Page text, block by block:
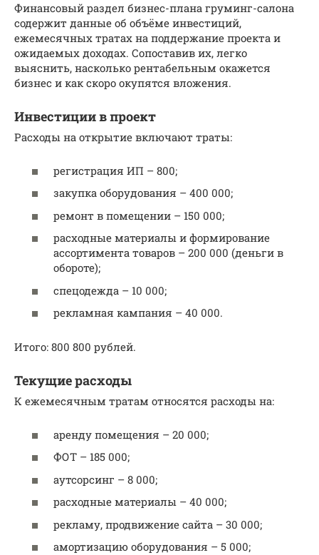
Финансовый раздел бизнес-плана груминг-салона
содержит данные об объёме инвестиций,
ежемесячных тратах на поддержание проекта и
ожидаемых доходах. Сопоставив их, легко
выяснить, насколько рентабельным окажется
бизнес и как скоро окупятся вложения.
Инвестиции в проект
Расходы на открытие включают траты:
регистрация ИП – 800;
закупка оборудования – 400 000;
ремонт в помещении – 150 000;
расходные материалы и формирование
ассортимента товаров – 200 000 (деньги в
обороте);
спецодежда – 10 000;
рекламная кампания – 40 000.
Итого: 800 800 рублей.
Текущие расходы
К ежемесячным тратам относятся расходы на:
аренду помещения – 20 000;
ФОТ – 185 000;
аутсорсинг – 8 000;
расходные материалы – 40 000;
рекламу, продвижение сайта – 30 000;
амортизацию оборудования – 5 000;